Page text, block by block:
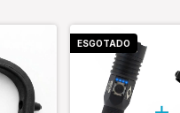
ESGOTADO